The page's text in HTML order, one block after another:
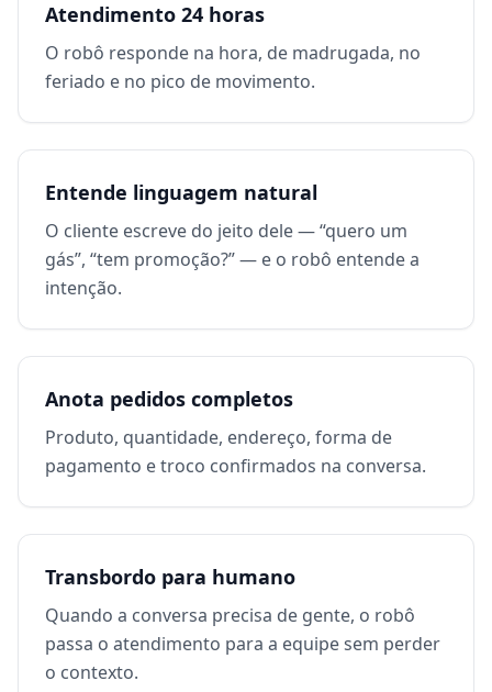
Atendimento 24 horas
O robô responde na hora, de madrugada, no
feriado e no pico de movimento.
Entende linguagem natural
O cliente escreve do jeito dele — “quero um
gás”, “tem promoção?” — e o robô entende a
intenção.
Anota pedidos completos
Produto, quantidade, endereço, forma de
pagamento e troco confirmados na conversa.
Transbordo para humano
Quando a conversa precisa de gente, o robô
passa o atendimento para a equipe sem perder
o contexto.